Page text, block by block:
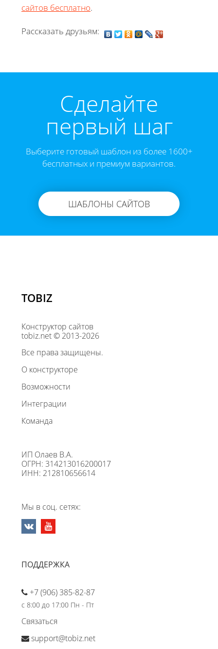
сайтов бесплатно.
Рассказать друзьям:
Cделайте
первый шаг
Выберите готовый шаблон из более 1600+
бесплатных и премиум вариантов.
ШАБЛОНЫ САЙТОВ
TOBIZ
Конструктор сайтов
tobiz.net © 2013-2026
Все права защищены.
О конструкторе
Возможности
Интеграции
Команда
ИП Олаев В.А.
ОГРН: 314213016200017
ИНН: 212810656614
Мы в соц. сетях:
ПОДДЕРЖКА
+7 (906) 385-82-87
с 8:00 до 17:00 Пн - Пт
Связаться
support@tobiz.net